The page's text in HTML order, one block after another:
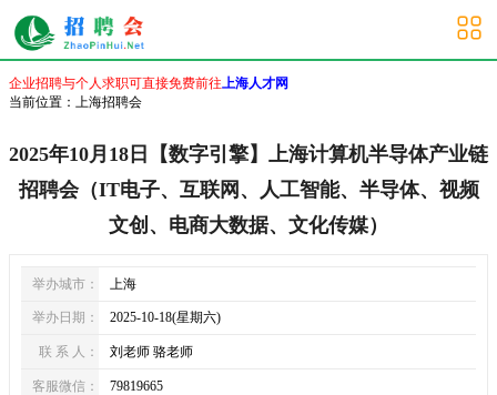
上海招聘会
企业招聘与个人求职可直接免费前往上海人才网
当前位置： 上海招聘会
2025年10月18日【数字引擎】上海计算机半导体产业链
招聘会（IT电子、互联网、人工智能、半导体、视频
文创、电商大数据、文化传媒）
举办城市： 上海
举办日期： 2025-10-18(星期六)
联 系 人： 刘老师 骆老师
客服微信： 79819665